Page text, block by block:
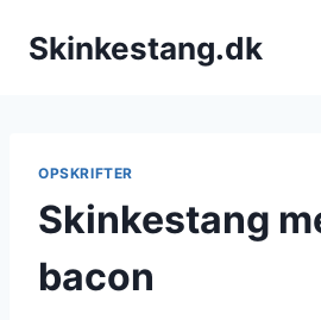
Skinkestang.dk
OPSKRIFTER
Skinkestang
bacon